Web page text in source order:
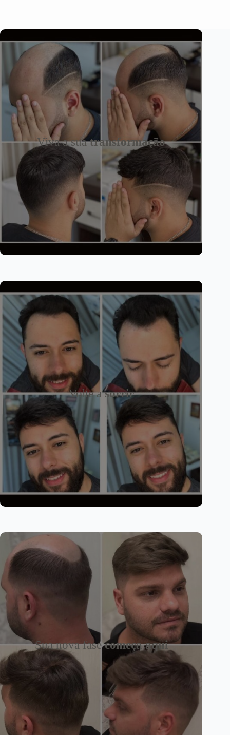
Viva a suatransformação
Volte asorrir
Sua nova fasecomeça aqui